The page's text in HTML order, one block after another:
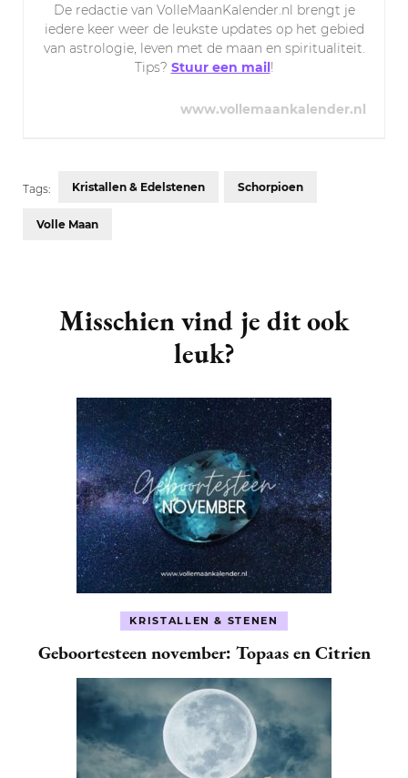
De redactie van VolleMaanKalender.nl brengt je
iedere keer weer de leukste updates op het gebied
van astrologie, leven met de maan en spiritualiteit.
Tips? Stuur een mail!
www.vollemaankalender.nl
Tags: Kristallen & Edelstenen Schorpioen
Volle Maan
Navigation
Misschien vind je dit ook
leuk?
KRISTALLEN & STENEN
Geboortesteen november: Topaas en Citrien